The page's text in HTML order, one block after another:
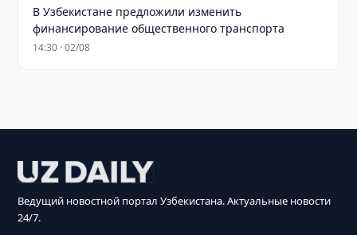
В Узбекистане предложили изменить
финансирование общественного транспорта
14:30 · 02/08
Ведущий новостной портал Узбекистана. Актуальные новости
24/7.